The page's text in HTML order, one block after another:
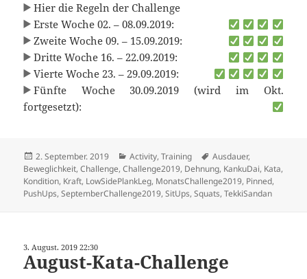
Hier die Regeln der Challenge
Erste Woche 02. – 08.09.2019:
Zweite Woche 09. – 15.09.2019:
Dritte Woche 16. – 22.09.2019:
Vierte Woche 23. – 29.09.2019:
Fünfte Woche 30.09.2019 (wird im Okt.
fortgesetzt):
Veröffentlicht
am
2. September. 2019 Kategorien
Activity,Training Schlagwörter
Ausdauer,
Beweglichkeit,Challenge,Challenge2019, Dehnung, KankuDai, Kata,
Kondition, Kraft, LowSidePlankLeg, MonatsChallenge2019, Pinned,
PushUps,SeptemberChallenge2019,SitUps,Squats,TekkiSandan
3. August. 2019 22:30
August-Kata-Challenge